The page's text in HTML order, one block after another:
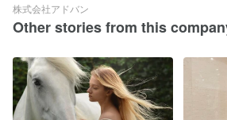
株式会社アドバン
Other stories from this